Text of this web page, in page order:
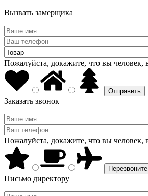
Вызвать замерщика
Пожалуйста, докажите, что вы человек,
Заказать звонок
Пожалуйста, докажите, что вы человек,
Письмо директору